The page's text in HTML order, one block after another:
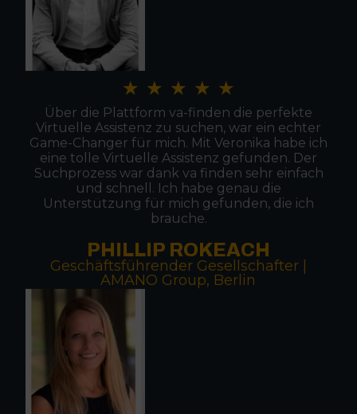
★ ★ ★ ★ ★
Über die Plattform va-finden die perfekte
Virtuelle Assistenz zu suchen, war ein echter
Game-Changer für mich. Mit Veronika habe ich
eine tolle Virtuelle Assistenz gefunden. Der
Suchprozess war dank va finden sehr einfach
und schnell. Ich habe genau die
Unterstützung für mich gefunden, die ich
brauche.
PHILLIP ROKEACH
Geschäftsführender Gesellschafter |
AMANO Group, Berlin